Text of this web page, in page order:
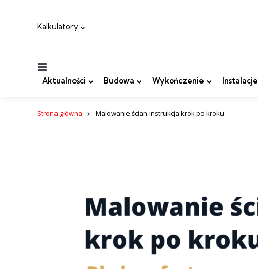
Kalkulatory
Aktualności Budowa Wykończenie Instalacje
Strona główna Malowanie ścian instrukcja krok po kroku